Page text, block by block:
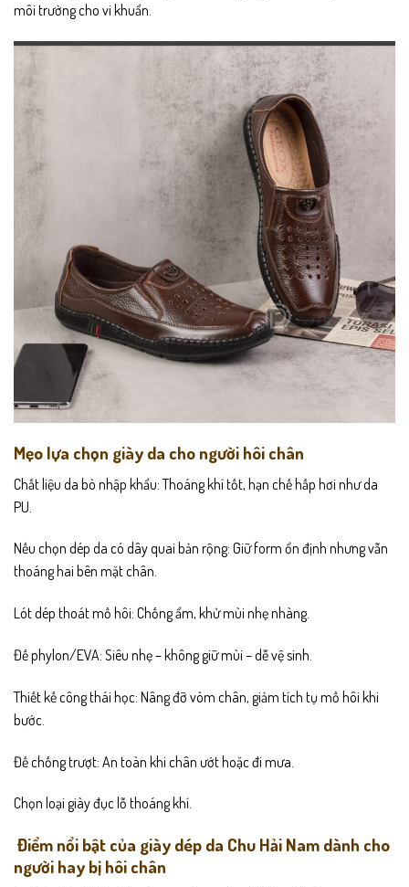
môi trường cho vi khuẩn.
Mẹo lựa chọn giày da cho người hôi chân
Chất liệu da bò nhập khẩu: Thoáng khí tốt, hạn chế hấp hơi như da
PU.
Nếu chọn dép da có dây quai bản rộng: Giữ form ổn định nhưng vẫn
thoáng hai bên mặt chân.
Lót dép thoát mồ hôi: Chống ẩm, khử mùi nhẹ nhàng.
Đế phylon/EVA: Siêu nhẹ – không giữ mùi – dễ vệ sinh.
Thiết kế công thái học: Nâng đỡ vòm chân, giảm tích tụ mồ hôi khi
bước.
Đế chống trượt: An toàn khi chân ướt hoặc đi mưa.
Chọn loại giày đục lỗ thoáng khí.
Điểm nổi bật của giày dép da Chu Hải Nam dành cho
người hay bị hôi chân